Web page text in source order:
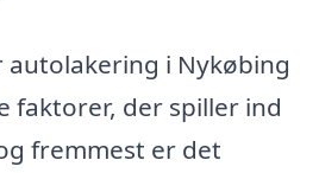
autolakering i Nykøbing
faktorer, der spiller ind
fremmest er det